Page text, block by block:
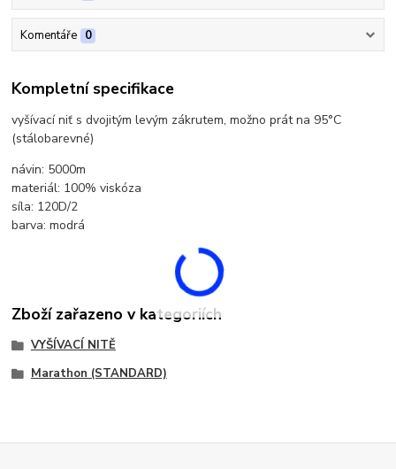
Komentáře 0
Kompletní specifikace
vyšívací niť s dvojitým levým zákrutem, možno prát na 95°C
(stálobarevné)
návin: 5000m
materiál: 100% viskóza
síla: 120D/2
barva: modrá
Zboží zařazeno v kategoriích
VYŠÍVACÍ NITĚ
Marathon (STANDARD)